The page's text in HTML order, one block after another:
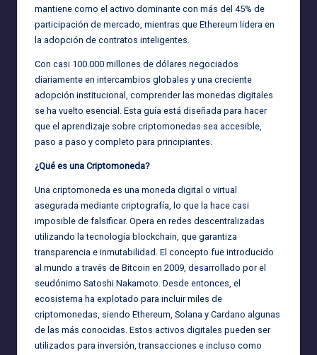
mantiene como el activo dominante con más del 45% de
participación de mercado, mientras que Ethereum lidera en
la adopción de contratos inteligentes.
Con casi 100.000 millones de dólares negociados
diariamente en intercambios globales y una creciente
adopción institucional, comprender las monedas digitales
se ha vuelto esencial. Esta guía está diseñada para hacer
que el aprendizaje sobre criptomonedas sea accesible,
paso a paso y completo para principiantes.
¿Qué es una Criptomoneda?
Una criptomoneda es una moneda digital o virtual
asegurada mediante criptografía, lo que la hace casi
imposible de falsificar. Opera en redes descentralizadas
utilizando la tecnología blockchain, que garantiza
transparencia e inmutabilidad. El concepto fue introducido
al mundo a través de Bitcoin en 2009, desarrollado por el
seudónimo Satoshi Nakamoto. Desde entonces, el
ecosistema ha explotado para incluir miles de
criptomonedas, siendo Ethereum, Solana y Cardano algunas
de las más conocidas. Estos activos digitales pueden ser
utilizados para inversión, transacciones e incluso como